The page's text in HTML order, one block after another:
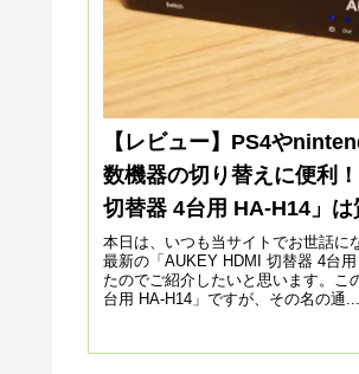
【レビュー】PS4や
数機器の切り替えに便利
切替器 4台用 HA-H14」
ン付きで使いやすい！
本日は、いつも当サイトでお世話に
最新の「AUKEY HDMI 切替器 4台
たのでご紹介したいと思います。こ
台用 HA-H14」ですが、その名の通...